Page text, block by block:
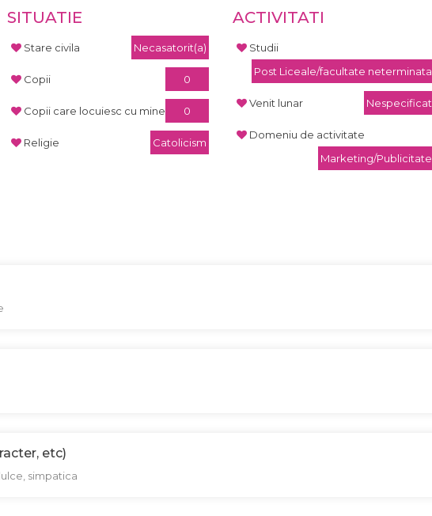
SITUATIE
Stare civila Necasatorit(a)
Copii 0
Copii care locuiesc cu mine 0
Religie Catolicism
ACTIVITATI
Studii
Post Liceale/facultate neterminata
Venit lunar Nespecificat
Domeniu de activitate
Marketing/Publicitate
etc)
simpatica